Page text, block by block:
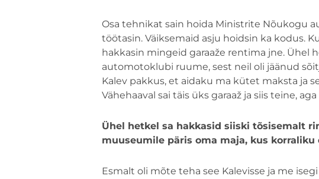
Osa tehnikat sain hoida Ministrite Nõukogu
töötasin. Väiksemaid asju hoidsin ka kodus.
hakkasin mingeid garaaže rentima jne. Ühel
automotoklubi ruume, sest neil oli jäänud
Kalev pakkus, et aidaku ma kütet maksta ja
Vähehaaval sai täis üks garaaž ja siis teine,
Ühel hetkel sa hakkasid siiski tõsisemalt
muuseumile päris oma maja, kus
Esmalt oli mõte teha see Kalevisse ja me